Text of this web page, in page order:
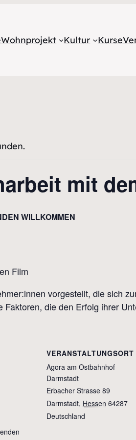
Wohnprojekt Kultur Kurse
mit
WILLKOMMEN
Film
vorgestellt, die sich
die den Erfolg ihrer
VERANSTALTUNGSORT
Agora am Ostbahnhof
Darmstadt
Erbacher Strasse 89
Darmstadt, Hessen 64287
Deutschland